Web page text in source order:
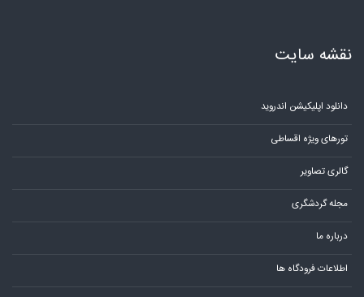
نقشه سایت
دانلود اپلیکیشن اندروید
تورهای ویژه اقساطی
گالری تصاویر
مجله گردشگری
درباره ما
اطلاعات فرودگاه ها